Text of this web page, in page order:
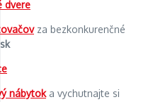
dvere
za bezkonkurenčné
nábytoka vychutnajte si